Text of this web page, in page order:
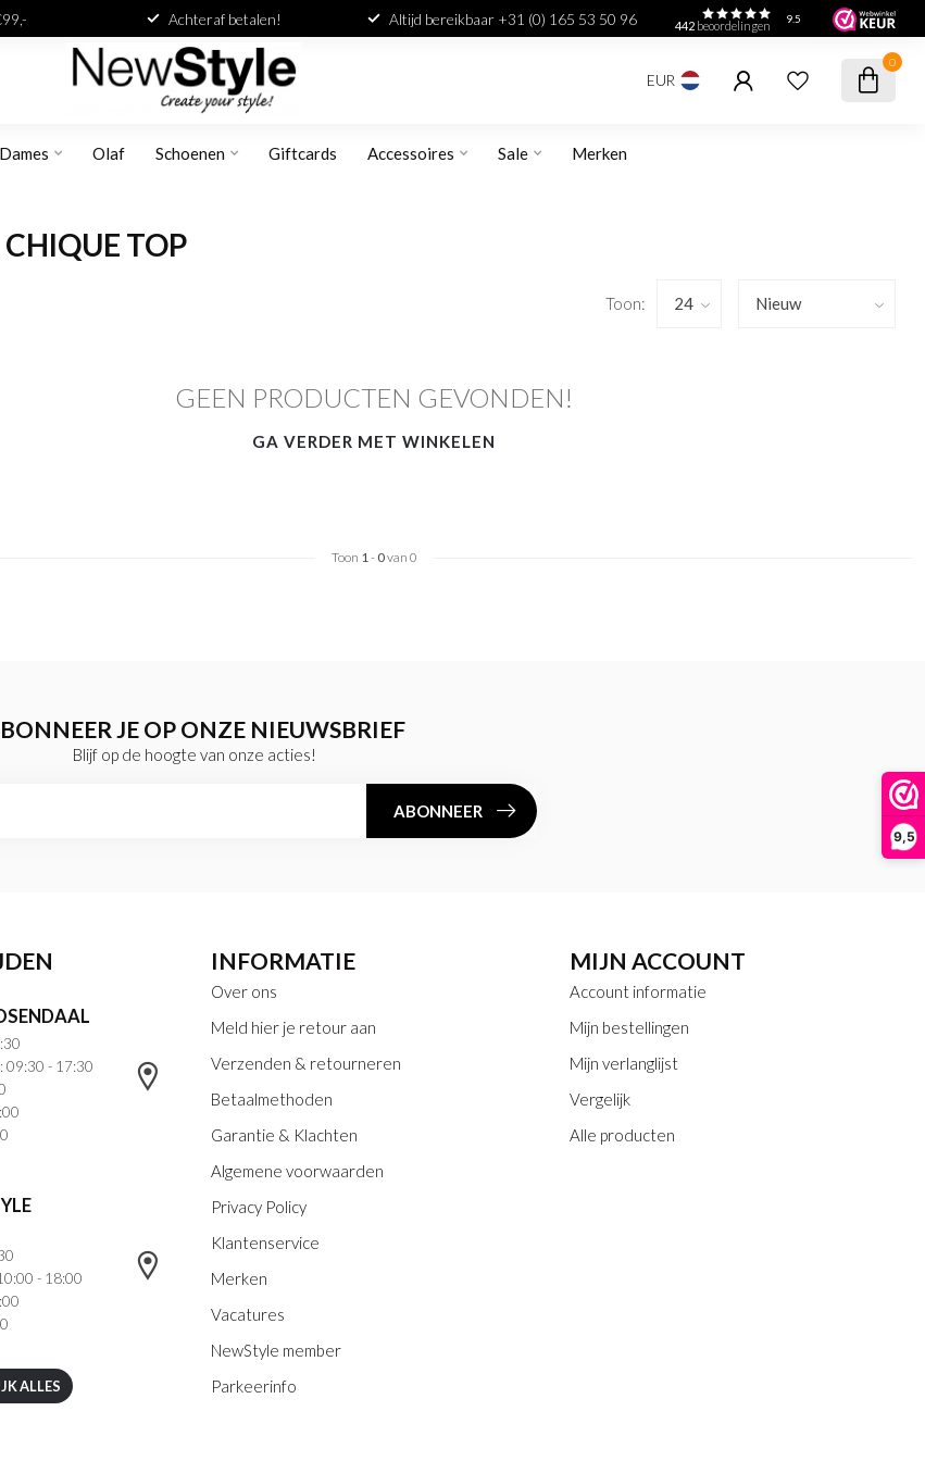
9,5
Achteraf betalen! Altijd bereikbaar +31 (0) 165 53 50 96 442beoordelingen
9.5
EUR
0
Dames Olaf Schoenen Giftcards Accessoires Sale Merken
TOP
Toon:
GEEN PRODUCTEN GEVONDEN!
GA VERDER MET WINKELEN
Toon 1- 0van 0
JE OP ONZE NIEUWSBRIEF
Blijf op de hoogte van onze acties!
ABONNEER
09:30 - 17:30
- 18:00
ALLES
INFORMATIE
Over ons
Meld hier je retour aan
Verzenden & retourneren
Betaalmethoden
Garantie & Klachten
Algemene voorwaarden
Privacy Policy
Klantenservice
Merken
Vacatures
NewStyle member
Parkeerinfo
MIJN ACCOUNT
Account informatie
Mijn bestellingen
Mijn verlanglijst
Vergelijk
Alle producten